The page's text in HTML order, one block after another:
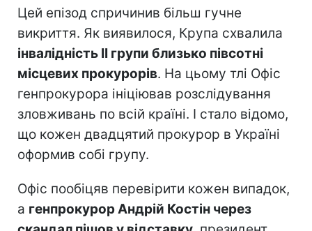
Цей епізод спричинив більш гучне
викриття. Як виявилося, Крупа схвалила
інвалідність II групи близько півсотні
місцевих прокурорів. На цьому тлі Офіс
генпрокурора ініціював розслідування
зловживань по всій країні. І стало відомо,
що кожен двадцятий прокурор в Україні
оформив собі групу.
Офіс пообіцяв перевірити кожен випадок,
а генпрокурор Андрій Костін через